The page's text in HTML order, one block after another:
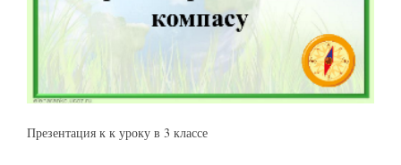
Презентация к к уроку в 3 классе